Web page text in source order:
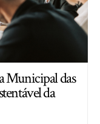
Municipal das
da